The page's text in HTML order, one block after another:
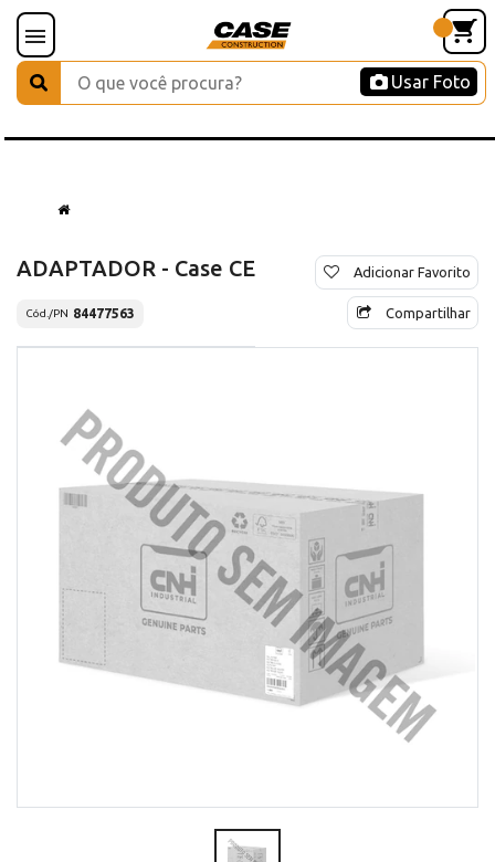
Usar Foto
ADAPTADOR - Case CE
Cód./PN 84477563
Adicionar Favorito
Compartilhar